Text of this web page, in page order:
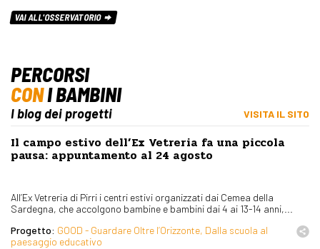
VAI ALL'OSSERVATORIO
PERCORSI
CONI BAMBINI
I blog dei progetti VISITA IL SITO
Il campo estivo dell’Ex Vetreria fa una piccola
pausa: appuntamento al 24 agosto
All’Ex Vetreria di Pirri i centri estivi organizzati dai Cemea della
Sardegna, che accolgono bambine e bambini dai 4 ai 13-14 anni,...
Progetto: GOOD - Guardare Oltre l’Orizzonte, Dalla scuola al
paesaggio educativo